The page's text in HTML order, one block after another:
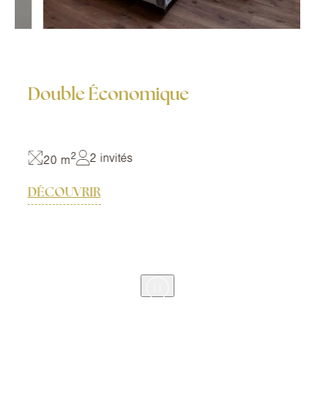
Double Économique
20 m2 2 invités
DÉCOUVRIR